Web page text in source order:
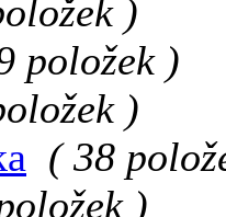
)
položek )
)
( 38
)